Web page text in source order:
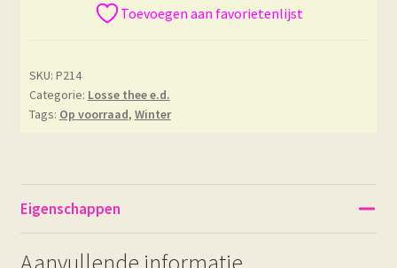
Toevoegen aan favorietenlijst
SKU: P214
Categorie: Losse thee e.d.
Tags: Op voorraad, Winter
Eigenschappen